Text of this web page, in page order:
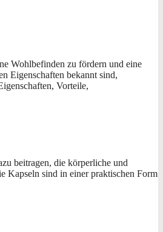
Wohlbefinden zu fördern und eine
Eigenschaften bekannt sind,
Vorteile,
beitragen, die körperliche und
Kapseln sind in einer praktischen Form